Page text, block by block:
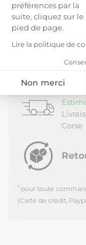
préférences par la
suite, cliquez sur
pied de page.
Lire la politique de
Non merci
Axeptio consent
Plateforme de
Notre plateforme
Amusez-vous
les
complètes et
beaux les uns
LIVRAISON ET
Corse
* pour toute
(Carte de crédit,